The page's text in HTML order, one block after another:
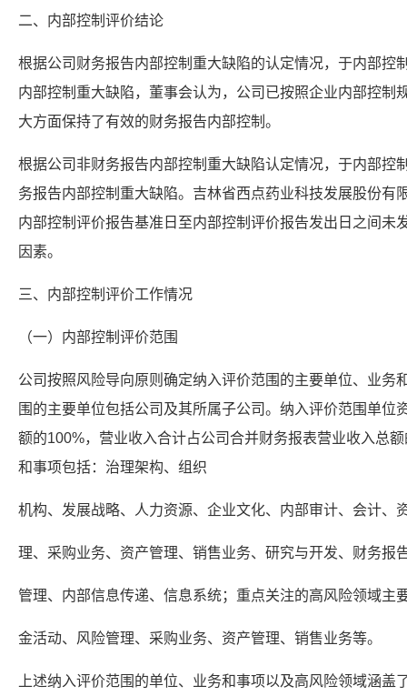
二、内部控制评价结论
根据公司财务报告内部控制重大缺陷的认定情况，于内部控
内部控制重大缺陷，董事会认为，公司已按照企业内部控制
大方面保持了有效的财务报告内部控制。
根据公司非财务报告内部控制重大缺陷认定情况，于内部控
务报告内部控制重大缺陷。吉林省西点药业科技发展股份有
内部控制评价报告基准日至内部控制评价报告发出日之间未
因素。
三、内部控制评价工作情况
（一）内部控制评价范围
公司按照风险导向原则确定纳入评价范围的主要单位、业务
围的主要单位包括公司及其所属子公司。纳入评价范围单位
额的100%，营业收入合计占公司合并财务报表营业收入总
和事项包括：治理架构、组织
机构、发展战略、人力资源、企业文化、内部审计、会计、
理、采购业务、资产管理、销售业务、研究与开发、财务报
管理、内部信息传递、信息系统；重点关注的高风险领域主
金活动、风险管理、采购业务、资产管理、销售业务等。
上述纳入评价范围的单位、业务和事项以及高风险领域涵盖